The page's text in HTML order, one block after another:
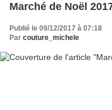
Marché de Noël
Publié le 09/12/2017 à 07:18
Par couture_michele